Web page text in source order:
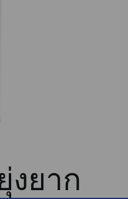
งยาก